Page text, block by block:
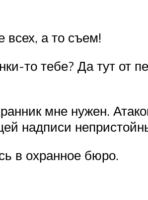
всех, а то съем!
то тебе? Да тут от
мне нужен.
надписи
в охранное бюро.